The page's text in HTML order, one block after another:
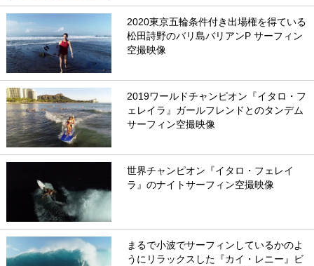
2020東京五輪条件付き出場権を得ている
松田詩野のバリ島バリアンP サーフィン
空撮映像
2019ワールドチャンピオン『イタロ・フ
ェレイラ』ガールフレンドとのタンデム
サーフィン空撮映像
世界チャンピオン『イタロ・フェレイ
ラ』のナイトサーフィン空撮映像
まるで小波でサーフィンしているかのよ
うにリラックスした『カイ・レニー』ビ